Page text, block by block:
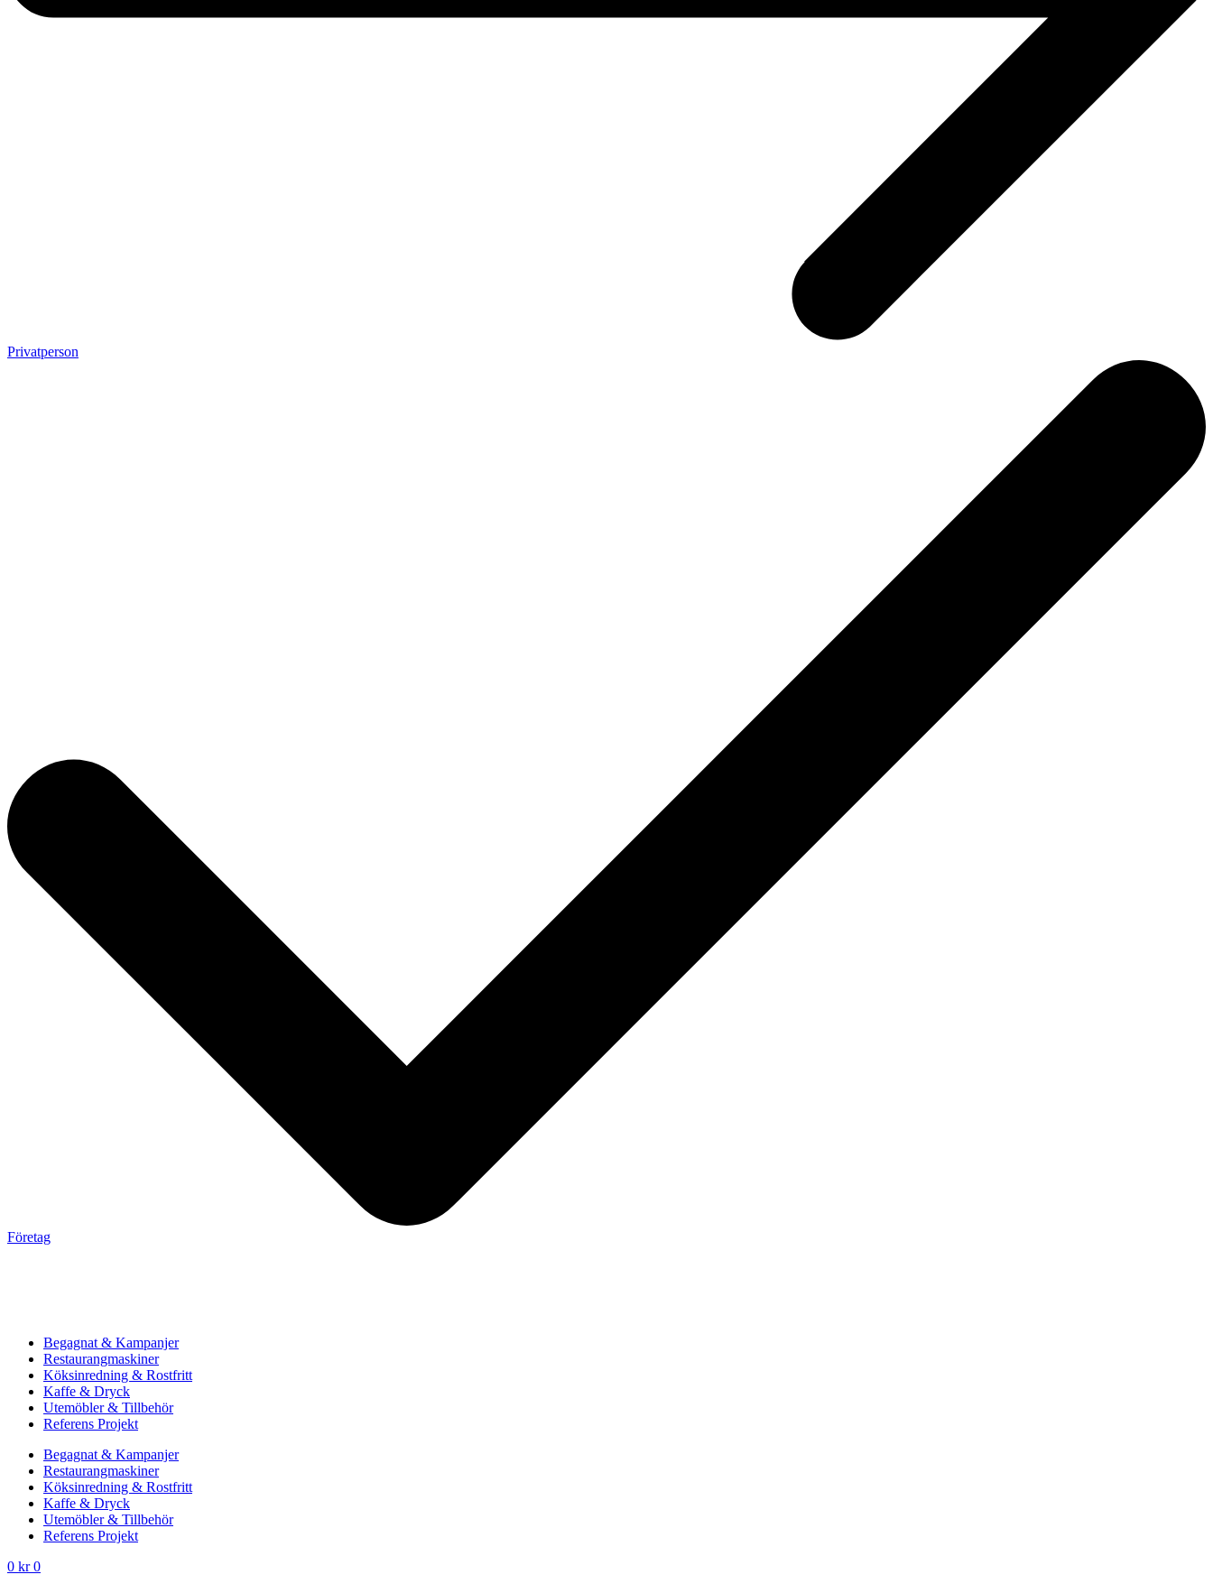
Privatperson
Företag
Begagnat & Kampanjer
Restaurangmaskiner
Köksinredning & Rostfritt
Kaffe & Dryck
Utemöbler & Tillbehör
Referens Projekt
Begagnat & Kampanjer
Restaurangmaskiner
Köksinredning & Rostfritt
Kaffe & Dryck
Utemöbler & Tillbehör
Referens Projekt
0 kr 0